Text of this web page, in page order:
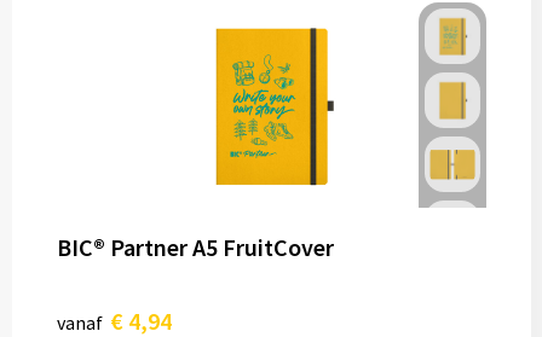
BIC® Partner A5 FruitCover
vanaf € 4,94